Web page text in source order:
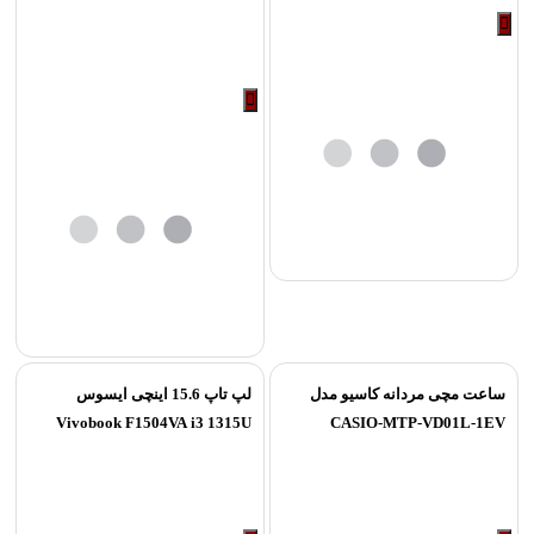
ظاهر ساده‌ای دارد که باعث شده استفاده از آن نیز برای کاربران راحت
شود و در دو رنگ سیاه و سفید تولید و عرضه شده است. به این تلفن تنها
وزن و ابعاد
این تلفن ابعاد ۷۷*۲۰۳*۱۳۰ میلی‌متر دارد و وزن این دستگاه حدود 443 گرم
ساعت مچی مردانه کاسیو مدل
CASIO-MTP-VD01L-1EV
لپ تاپ 15.6 اینچی ایسوس
Vivobook F1504VA i3 1315U